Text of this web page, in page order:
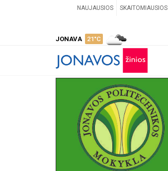
NAUJAUSIOS SKAITOMIAUSIOS
JONAVA 21°C